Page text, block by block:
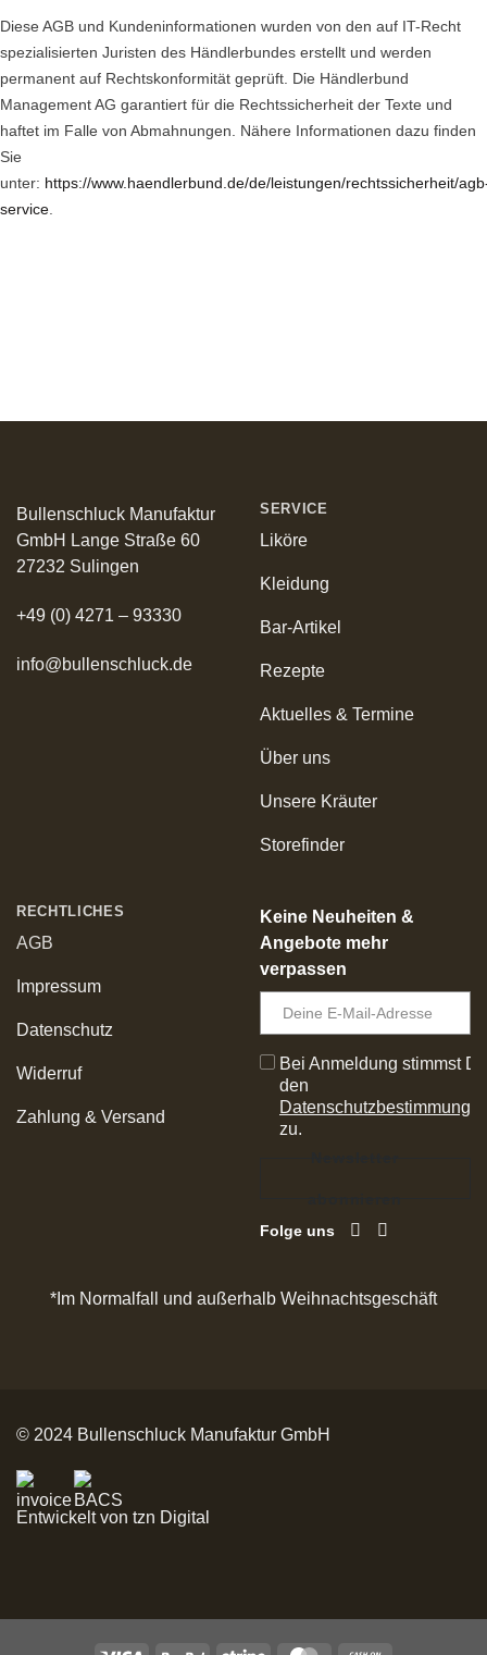
Diese AGB und Kundeninformationen wurden von den auf IT-Recht
spezialisierten Juristen des Händlerbundes erstellt und werden
permanent auf Rechtskonformität geprüft. Die Händlerbund
Management AG garantiert für die Rechtssicherheit der Texte und
haftet im Falle von Abmahnungen. Nähere Informationen dazu finden
Sie
unter: https://www.haendlerbund.de/de/leistungen/rechtssicherheit/
service.
Bullenschluck Manufaktur
GmbH Lange Straße 60
27232 Sulingen
+49 (0) 4271 – 93330
info@bullenschluck.de
SERVICE
Liköre
Kleidung
Bar-Artikel
Rezepte
Aktuelles & Termine
Über uns
Unsere Kräuter
Storefinder
RECHTLICHES
AGB
Impressum
Datenschutz
Widerruf
Zahlung & Versand
Keine Neuheiten &
Angebote mehr
verpassen
Bei Anmeldung stimmst Du
den
zu.
Folge uns
*Im Normalfall und außerhalb Weihnachtsgeschäft
© 2024 Bullenschluck Manufaktur GmbH
Entwickelt von tzn Digital